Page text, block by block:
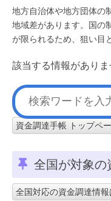
地方自治体や地方団体の
地域差があります。国の
が限られるため、狙い目
該当する情報がありま
資金調達手帳 トップペ
全国が対象の
全国対応の資金調達情報